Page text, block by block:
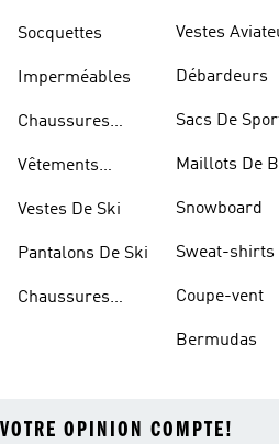
Socquettes
Imperméables
Chaussures
Vêtements
Vestes De Ski
Pantalons De Ski
Chaussures
Vestes
Débardeurs
Sacs De
Maillots De
Snowboard
Sweat-shirts
Coupe-vent
Bermudas
VOTRE OPINION COMPTE!